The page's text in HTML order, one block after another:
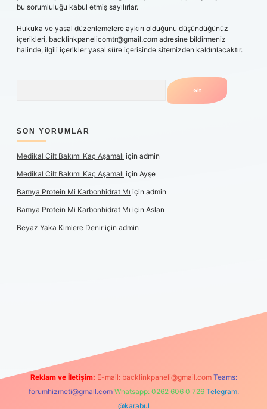
bu sorumluluğu kabul etmiş sayılırlar.
Hukuka ve yasal düzenlemelere aykırı olduğunu düşündüğünüz
içerikleri, backlinkpanelicomtr@gmail.com adresine bildirmeniz
halinde, ilgili içerikler yasal süre içerisinde sitemizden kaldırılacaktır.
SON YORUMLAR
Medikal Cilt Bakımı Kaç Aşamalı için admin
Medikal Cilt Bakımı Kaç Aşamalı için Ayşe
Bamya Protein Mi Karbonhidrat Mı için admin
Bamya Protein Mi Karbonhidrat Mı için Aslan
Beyaz Yaka Kimlere Deniriçin admin
Reklam ve İletişim: E-mail: backlinkpaneli@gmail.com Teams:
forumhizmeti@gmail.com Whatsapp: 0262 606 0 726 Telegram:
@karabul